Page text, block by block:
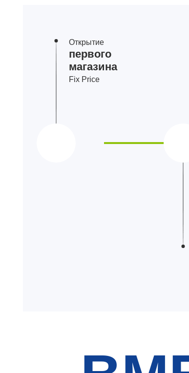
Открытие
первого
магазина
Fix Price